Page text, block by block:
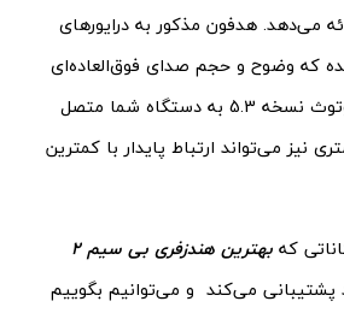
می‌دهد. هدفون مذکور به درایورهای
شده که وضوح و حجم صدای فوق‌العاده‌ای
دارند. ردمی بادز 5 با بلوتوث نسخه 5.3 به دستگاه شما متصل
و تا فاصله 10 متری نیز می‌تواند ارتباط پایدار با کمترین
بهترین هندزفری بی سیم 2
پشتیبانی می‌کند و می‌توانیم بگوییم